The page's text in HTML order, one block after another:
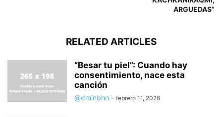
ARGUEDAS”
RELATED ARTICLES
“Besar tu piel”: Cuando hay
consentimiento, nace esta
canción
@dminbhn - febrero 11, 2026